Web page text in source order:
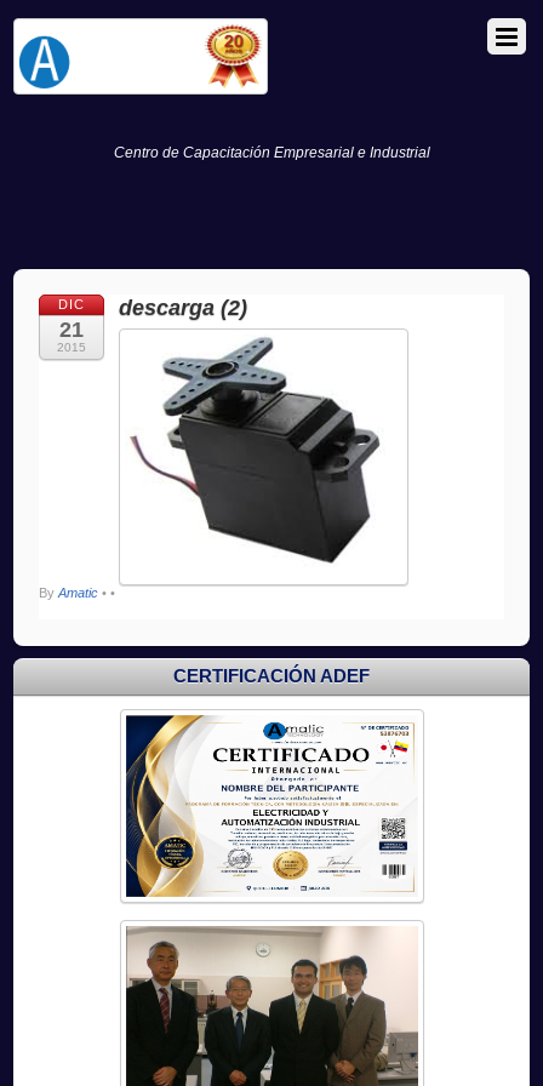
Centro de Capacitación Empresarial e Industrial
DIC
21
2015
descarga (2)
ByAmatic • •
CERTIFICACIÓN ADEF